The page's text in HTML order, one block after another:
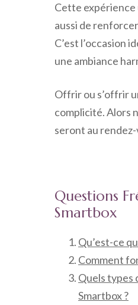
Cette expérience
aussi de
C’est l’occasion
une ambiance
Offrir ou s’offrir
complicité. Alors
seront au
Questions
Smartbox
Qu’est-ce
Comment
Quels types
Smartbox ?